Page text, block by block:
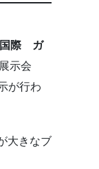
国際 ガ
示会
が行わ
大きなブ